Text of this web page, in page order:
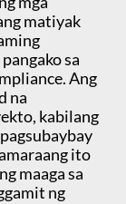
matiyak
sa
Ang
na
kabilang
ito
maaga sa
ng